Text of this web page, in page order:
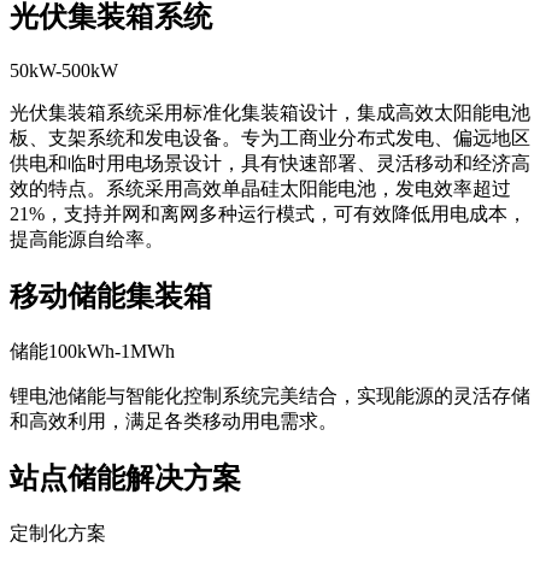
光伏集装箱系统
50kW-500kW
光伏集装箱系统采用标准化集装箱设计，集成高效太阳能电池
板、支架系统和发电设备。专为工商业分布式发电、偏远地区
供电和临时用电场景设计，具有快速部署、灵活移动和经济高
效的特点。系统采用高效单晶硅太阳能电池，发电效率超过
21%，支持并网和离网多种运行模式，可有效降低用电成本，
提高能源自给率。
移动储能集装箱
储能100kWh-1MWh
锂电池储能与智能化控制系统完美结合，实现能源的灵活存储
和高效利用，满足各类移动用电需求。
站点储能解决方案
定制化方案